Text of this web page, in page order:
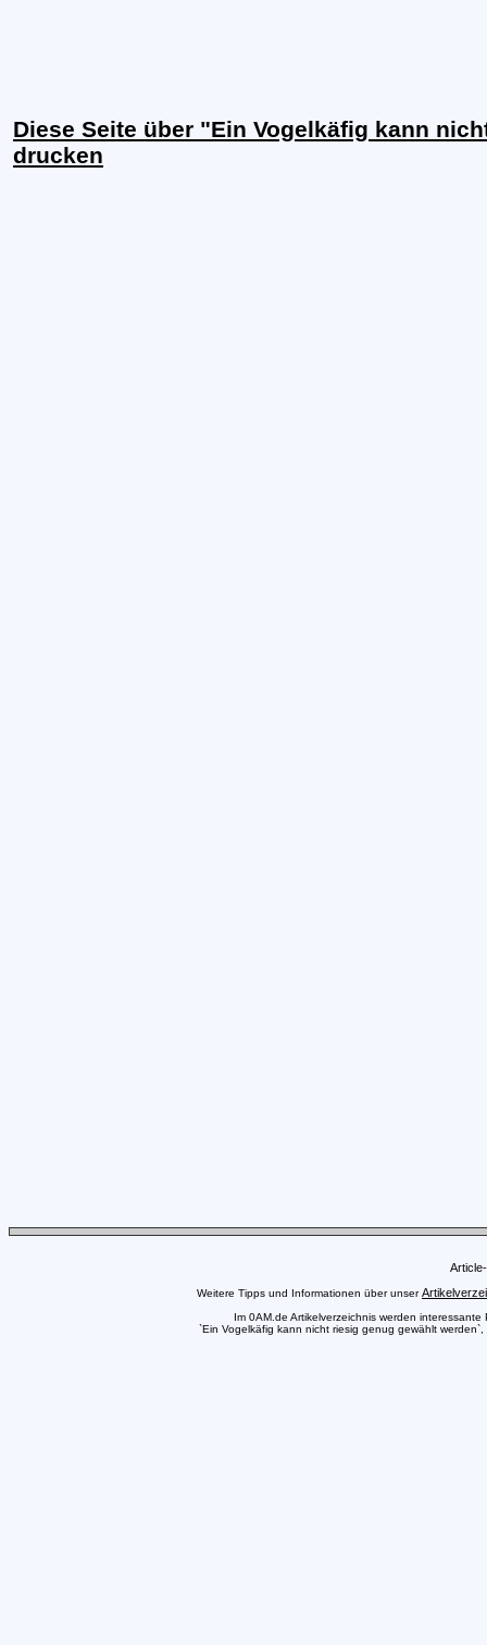
Diese Seite über "Ein Vogelkäfig kann
drucken
Weitere Tipps und Informationen über unser
Im 0AM.de Artikelverzeichnis werden
`Ein Vogelkäfig kann nicht riesig genug gewählt